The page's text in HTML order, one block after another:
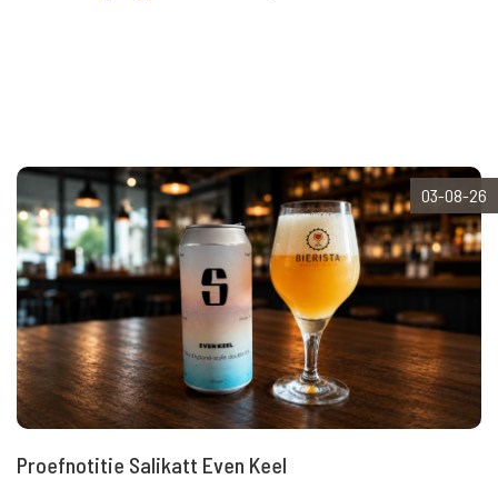
03-08-26
Proefnotitie Salikatt Even Keel